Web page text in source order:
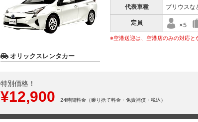
オリックスレンタカー
代表車種
プリウスな
定員 ×5
※空港送迎は、空港店のみの対応と
特別価格！
¥12,900 24時間料金（乗り捨て料金・免責補償・税込）